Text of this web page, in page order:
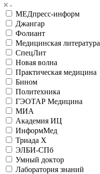
МЕДпресс-информ
Джангар
Фолиант
Медицинская литература
СпецЛит
Новая волна
Практическая медицина
Бином
Политехника
ГЭОТАР Медицина
МИА
Академия ИЦ
ИнформМед
Триада Х
ЭЛБИ-СПб
Умный доктор
Лаборатория знаний